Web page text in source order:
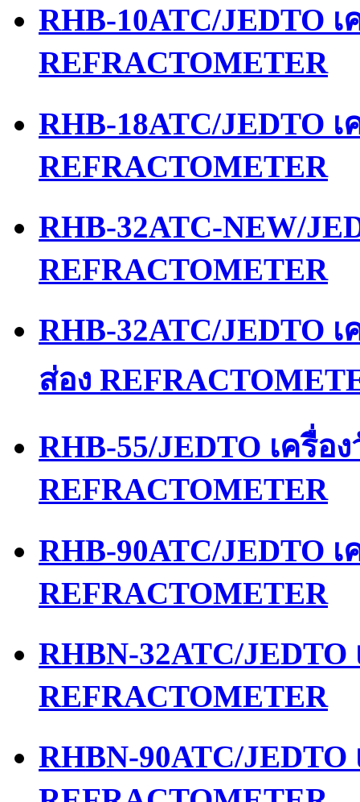
RHB-10ATC/JEDTO
REFRACTOMETER
RHB-18ATC/JEDTO
REFRACTOMETER
RHB-32ATC-NEW/
REFRACTOMETER
RHB-32ATC/JEDTO
ส่อง
RHB-55/JEDTO เครื่อ
REFRACTOMETER
RHB-90ATC/JEDTO
REFRACTOMETER
RHBN-32ATC/
REFRACTOMETER
RHBN-90ATC/